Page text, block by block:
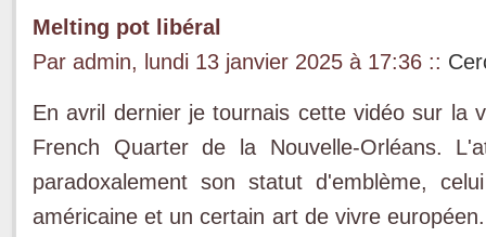
Melting pot libéral
Par admin, lundi 13 janvier 2025 à 17:36 ::
En avril dernier je tournais cette vidéo sur la
French Quarter de la Nouvelle-Orléans.
paradoxalement son statut d'emblème,
américaine et un certain art de vivre